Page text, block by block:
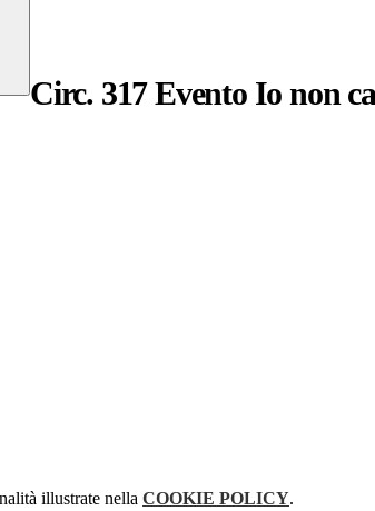
Circ. 317 Evento Io non
illustrate nella COOKIE POLICY.